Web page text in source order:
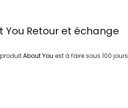
You Retour et échange
produitAbout You est à faire sous 100 jours